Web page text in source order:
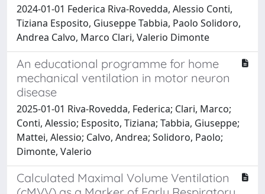
2024-01-01 Federica Riva-Rovedda, Alessio Conti,
Tiziana Esposito, Giuseppe Tabbia, Paolo Solidoro,
Andrea Calvo, Marco Clari, Valerio Dimonte
An educational programme for home
mechanical ventilation in motor neuron
disease
2025-01-01 Riva-Rovedda, Federica; Clari, Marco;
Conti, Alessio; Esposito, Tiziana; Tabbia, Giuseppe;
Mattei, Alessio; Calvo, Andrea; Solidoro, Paolo;
Dimonte, Valerio
Calculated Maximal Volume Ventilation